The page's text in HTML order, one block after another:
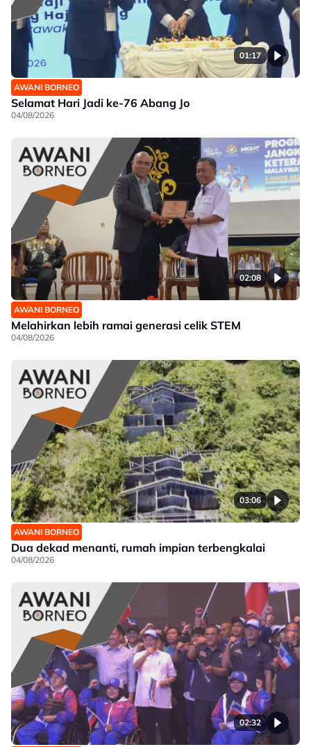
01:17
AWANI BORNEO
Selamat Hari Jadi ke-76 Abang Jo
04/08/2026
02:08
AWANI BORNEO
Melahirkan lebih ramai generasi celik STEM
04/08/2026
03:06
AWANI BORNEO
Dua dekad menanti, rumah impian terbengkalai
04/08/2026
02:32